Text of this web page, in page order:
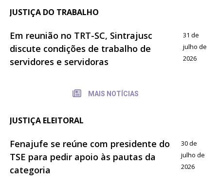
JUSTIÇA DO TRABALHO
Em reunião no TRT-SC, Sintrajusc
discute condições de trabalho de
servidores e servidoras
31 de
julho de
2026
MAIS NOTÍCIAS
JUSTIÇA ELEITORAL
Fenajufe se reúne com presidente do
TSE para pedir apoio às pautas da
categoria
30 de
julho de
2026